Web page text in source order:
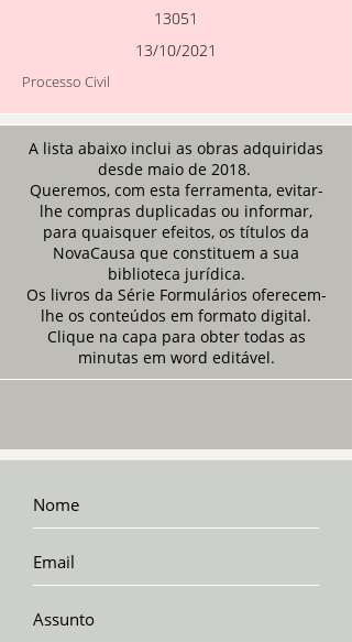
13051
13/10/2021
Processo Civil
A lista abaixo inclui as obras adquiridas
desde maio de 2018.
Queremos, com esta ferramenta, evitar-
lhe compras duplicadas ou informar,
para quaisquer efeitos, os títulos da
NovaCausa que constituem a sua
biblioteca jurídica.
Os livros da Série Formulários oferecem-
lhe os conteúdos em formato digital.
Clique na capa para obter todas as
minutas em word editável.